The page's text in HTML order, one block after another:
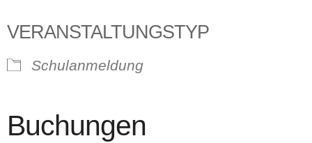
VERANSTALTUNGSTYP
Schulanmeldung
Buchungen